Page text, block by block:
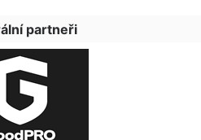
partneři